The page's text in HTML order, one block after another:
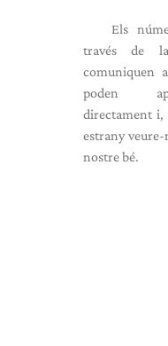
Els
través de
comuniquen
poden
directament i,
estrany veure-
nostre bé.